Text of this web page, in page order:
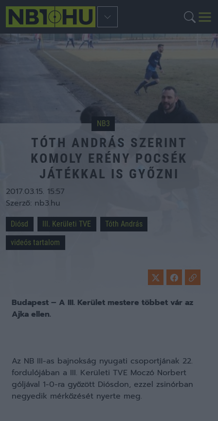
NB3
TÓTH ANDRÁS SZERINT
KOMOLY ERÉNY POCSÉK
JÁTÉKKAL IS GYŐZNI
2017.03.15. 15:57
Szerző: nb3.hu
Diósd III. Kerületi TVE
Tóth András
videós tartalom
Budapest – A III. Kerület mestere többet vár az
Ajka ellen.
Az NB III-as bajnokság nyugati csoportjának 22.
fordulójában a III. Kerületi TVE Moczó Norbert
góljával 1-0-ra győzött Diósdon, ezzel zsinórban
negyedik mérkőzését nyerte meg.